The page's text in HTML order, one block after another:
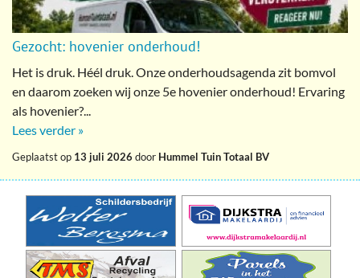
Gezocht: hovenier onderhoud!
Het is druk. Héél druk. Onze onderhoudsagenda zit bomvol
en daarom zoeken wij onze 5e hovenier onderhoud! Ervaring
als hovenier?...
Lees verder »
Geplaatst op 13 juli 2026 door Hummel Tuin Totaal BV